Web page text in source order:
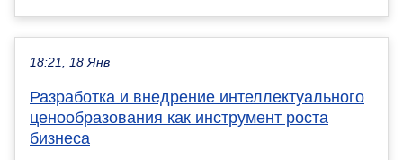
18:21, 18 Янв
Разработка и внедрение интеллектуального
ценообразования как инструмент роста
бизнеса